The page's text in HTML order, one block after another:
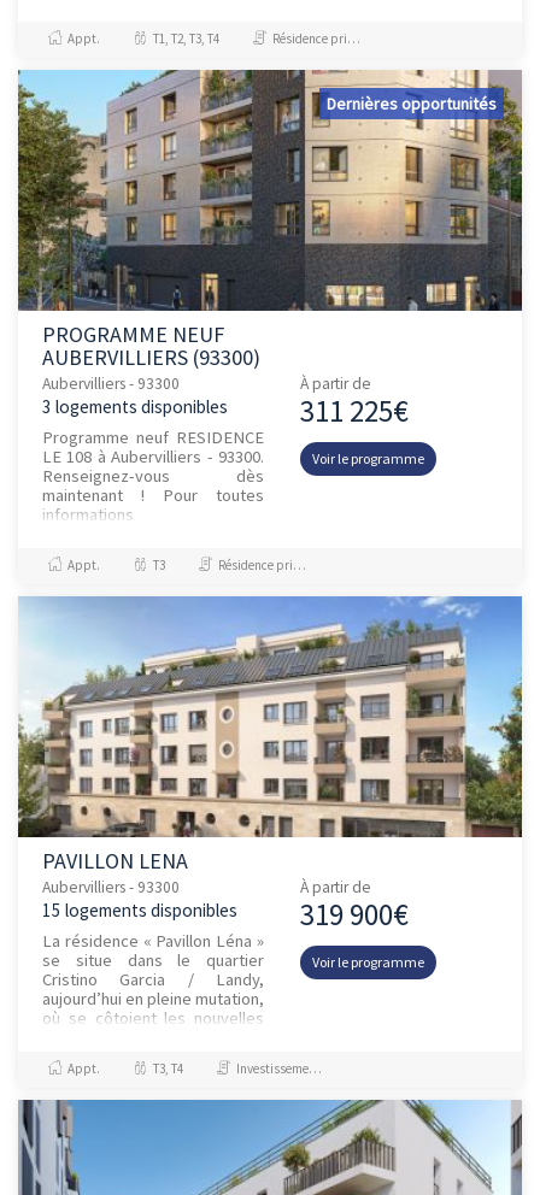
privatifs : belle...
Appt. T1, T2, T3, T4 Résidence principale / PTZ, Investissement et Défiscalisation
Dernières opportunités
PROGRAMME NEUF
AUBERVILLIERS (93300)
Aubervilliers - 93300
3 logements disponibles
Programme neuf RESIDENCE
LE 108 à Aubervilliers - 93300.
Renseignez-vous dès
maintenant ! Pour toutes
informations
contact avec nous !
À partir de
311 225€
Voir le programme
Appt. T3 Résidence principale / PTZ
PAVILLON LENA
Aubervilliers - 93300
15 logements disponibles
La résidence « Pavillon Léna »
se situe dans le quartier
Cristino Garcia / Landy,
aujourd’hui en pleine mutation,
où se côtoient les nouvelles
Condorcet et tous les se...
À partir de
319 900€
Voir le programme
Appt. T3, T4 Investissement et Défiscalisation